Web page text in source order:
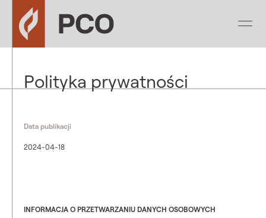
Polityka prywatności
Data publikacji
2024-04-18
INFORMACJA O PRZETWARZANIU DANYCH OSOBOWYCH